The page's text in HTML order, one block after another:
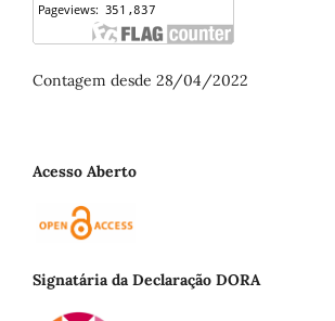
Contagem desde 28/04/2022
Acesso Aberto
Signatária da Declaração DORA